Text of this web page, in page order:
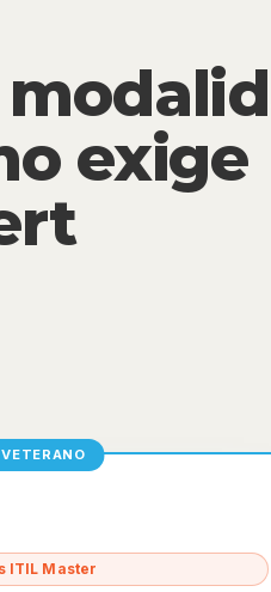
exige
ITIL Master